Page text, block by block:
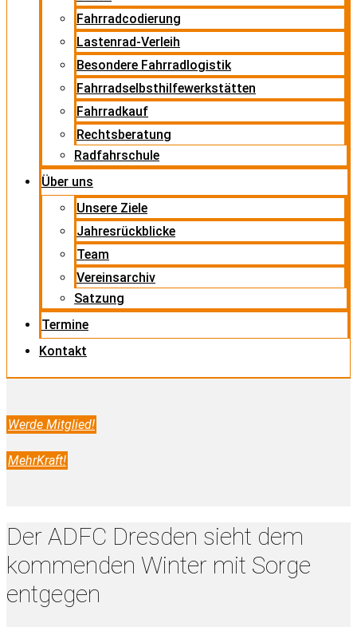
Fahrradcodierung
Lastenrad-Verleih
Besondere Fahrradlogistik
Fahrradselbsthilfewerkstätten
Fahrradkauf
Rechtsberatung
Radfahrschule
Über uns
Unsere Ziele
Jahresrückblicke
Team
Vereinsarchiv
Satzung
Termine
Kontakt
Werde Mitglied!
MehrKraft!
Der ADFC Dresden sieht dem
kommenden Winter mit Sorge
entgegen